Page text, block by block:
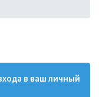
в ваш личный